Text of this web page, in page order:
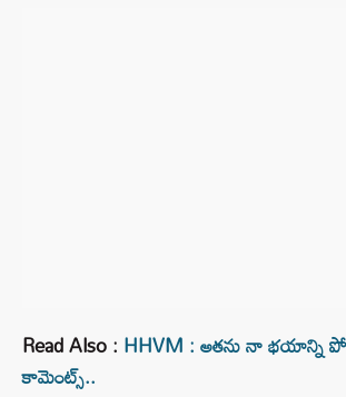
Read Also : HHVM : అతను నా భయాన్ని
కామెంట్స్..